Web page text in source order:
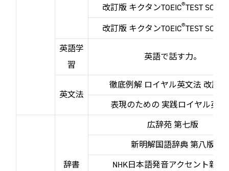
改訂版 キクタンTOEIC®TEST
改訂版 キクタンTOEIC®TEST
英語学
習
英語で話す力。
英文法
徹底例解 ロイヤル英文法 改訂
表現のための 実践ロイヤル英文
辞書
広辞苑 第七版
新明解国語辞典 第八版
NHK日本語発音アクセント新辞